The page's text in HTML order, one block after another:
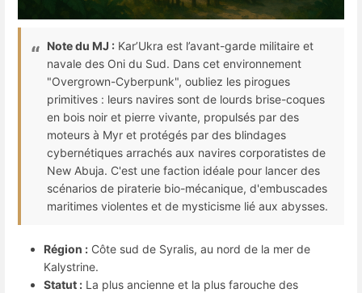
Note du MJ : Kar’Ukra est l’avant-garde militaire et
navale des Oni du Sud. Dans cet environnement
"Overgrown-Cyberpunk", oubliez les pirogues
primitives : leurs navires sont de lourds brise-coques
en bois noir et pierre vivante, propulsés par des
moteurs à Myr et protégés par des blindages
cybernétiques arrachés aux navires corporatistes de
New Abuja. C'est une faction idéale pour lancer des
scénarios de piraterie bio-mécanique, d'embuscades
maritimes violentes et de mysticisme lié aux abysses.
Région : Côte sud de Syralis, au nord de la mer de
Kalystrine.
Statut : La plus ancienne et la plus farouche des